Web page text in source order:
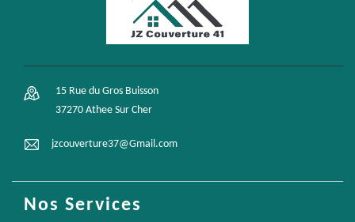
15 Rue du Gros Buisson
37270 Athee Sur Cher
jzcouverture37@Gmail.com
Nos Services